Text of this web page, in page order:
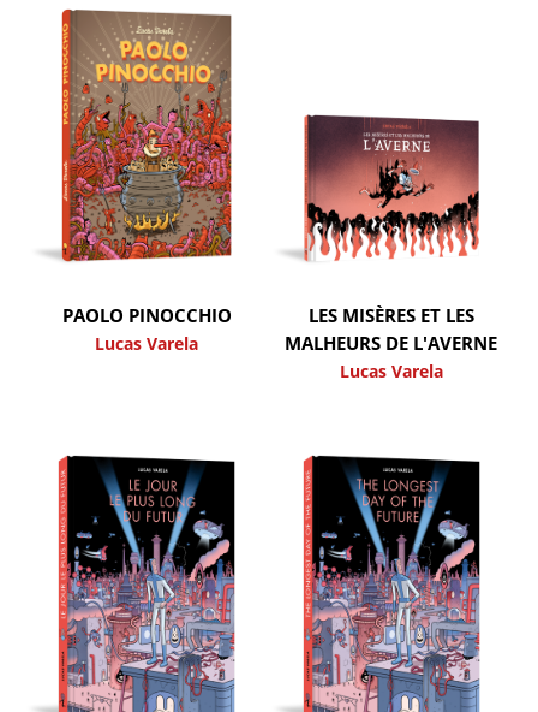
PAOLO PINOCCHIO
Lucas Varela
LES MISÈRES ET LES
MALHEURS DE L'AVERNE
Lucas Varela